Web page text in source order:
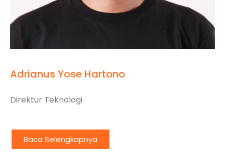
Adrianus Yose Hartono
Direktur Teknologi
Baca Selengkapnya